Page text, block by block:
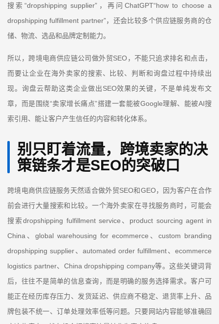
搜索 “dropshipping supplier” ，再问 ChatGPT“how to choose a
dropshipping fulfillment partner” ，还会比较多个供应链服务商的仓
储、物流、选品和品牌定制能力。
所以，跨境电商供应链公司做外贸SEO ，不能只追求排名和点击，
而要让企业在海外卖家的搜索、比较、判断和询盘过程中持续出
现。询盘云帮助这类企业做出 SEO效果的关键，不是单纯发布文
章，而是围绕“卖家增长痛点”搭建一套能被Google理解、能被AI搜
索引用、能让客户产生信任的内容和转化体系。
别只盯着流量，跨境卖家的决
策链条才是SEO的突破口
跨境电商供应链服务天然适合做外贸SEO和 GEO，因为客户在合作
前会进行大量搜索和比较。一个海外卖家在寻找服务商时，可能会
搜索dropshipping fulfillment service 、 product sourcing agent in
China 、 global warehousing for ecommerce 、 custom branding
dropshipping supplier 、 automated order fulfillment 、ecommerce
logistics partner、 China dropshipping company等。这些关键词背
后，往往不是简单的信息查询，而是明确的服务选择需求。客户可
能正在经历库存压力、发货延迟、供应商不稳定、退货率上升、品
牌包装不统一、订单处理效率低等问题。只要网站内容能够准确回